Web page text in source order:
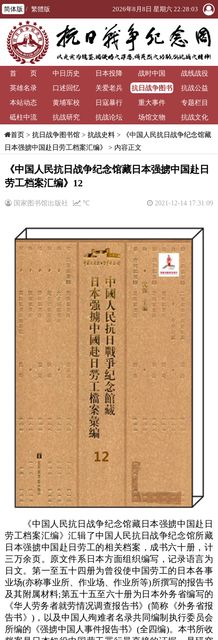
简体版 / 繁體版 2026年8月8日 星期六 22:28:03
首 页 中日历史 日本投降 战时中国
战线战役
英雄名录
口述回忆 关爱老兵
抗日战争图书
馆
抗战公益
本站动态
黄埔军校 日寇暴行 重大事件
专题栏目
砥柱中流
抗战研究 抗战论坛 场馆文物 抗战文化
首页> 抗日战争图书馆> 抗战史料>
《中国人民抗日战争纪念馆藏
日本强掳中国赴日劳工档案汇编》
> 内容正文
《中国人民抗日战争纪念馆藏日本强掳中国赴日
劳工档案汇编》12
国家图书馆出版社 2021-12-14 17:31:09
℃
《中国人民抗日战争纪念馆藏日本强掳中国赴日
劳工档案汇编》汇辑了中国人民抗日战争纪念馆所藏
日本强掳中国赴日劳工的相关档案，成书六十册，计
三万余页。原文件系日本方面组织编写，记录语言为
日文。第一至五十四册为曾役使中国劳工的日本各事
业场(亦称事业所、作业场、作业所等)所撰写的报告书
及其附属材料;第五十五至六十册为日本外务省编写的
《华人劳务者就劳情况调查报告书》(简称《外务省报
告书》)，以及中国人殉难者名录共同编制执行委员会
所编的《强掳中国人事件报告书》(全四编)。本书所收